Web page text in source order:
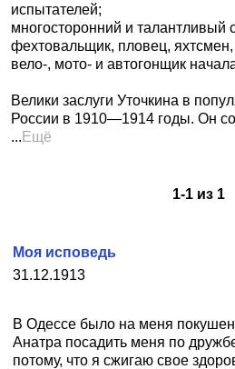
испытателей;
многосторонний и талантливый
фехтовальщик, пловец, яхтсмен,
вело-, мото- и автогонщик
Велики заслуги Уточкина в
России в 1910—1914 годы. Он
... Ещё
1-1 из 1
31.12.1913
Моя исповедь
В Одессе было на меня
Анатра посадить меня по
потому, что я сжигаю свое